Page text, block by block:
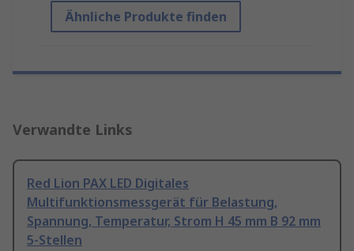
Ähnliche Produkte finden
Verwandte Links
Red Lion PAX LED Digitales
Multifunktionsmessgerät für Belastung,
Spannung, Temperatur, Strom H 45 mm B 92 mm
5-Stellen